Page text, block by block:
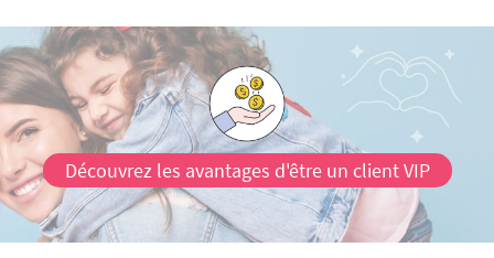
Découvrez les avantages d'être un client VIP